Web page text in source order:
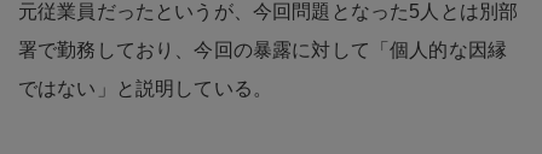
元従業員だったというが、今回問題となった5人とは別部
署で勤務しており、今回の暴露に対して「個人的な因縁
ではない」と説明している。